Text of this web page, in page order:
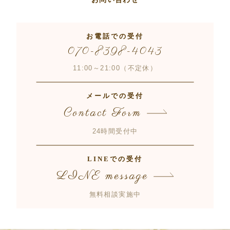
お電話での受付
070-8398-4043
11:00～21:00（不定休）
メールでの受付
Contact Form
24時間受付中
LINEでの受付
LINE message
無料相談実施中